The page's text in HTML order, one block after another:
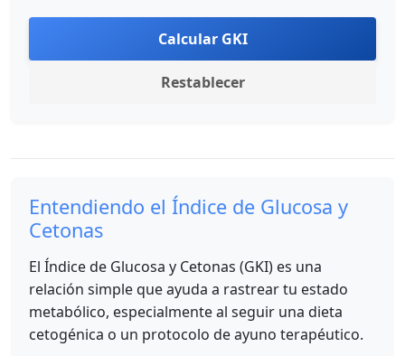
Calcular GKI
Restablecer
Entendiendo el Índice de Glucosa y
Cetonas
El Índice de Glucosa y Cetonas (GKI) es una
relación simple que ayuda a rastrear tu estado
metabólico, especialmente al seguir una dieta
cetogénica o un protocolo de ayuno terapéutico.